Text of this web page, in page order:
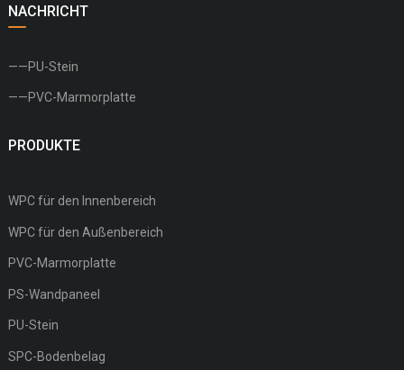
NACHRICHT
——PU-Stein
——PVC-Marmorplatte
PRODUKTE
WPC für den Innenbereich
WPC für den Außenbereich
PVC-Marmorplatte
PS-Wandpaneel
PU-Stein
SPC-Bodenbelag